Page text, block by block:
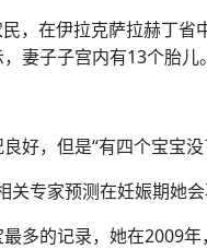
，在伊拉克萨拉赫丁
妻子子宫内有13个胎儿。
好，但是“有四个宝宝没
关专家预测在妊娠期她会
多的记录，她在2009年